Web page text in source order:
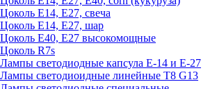
Цоколь Е14, Е27, свеча
Цоколь Е14, Е27, шар
Цоколь Е40, Е27 высокомощные
Цоколь R7s
Лампы светодиодные капсула Е-14 и Е-27
Лампы светодиоидные линейные T8 G13